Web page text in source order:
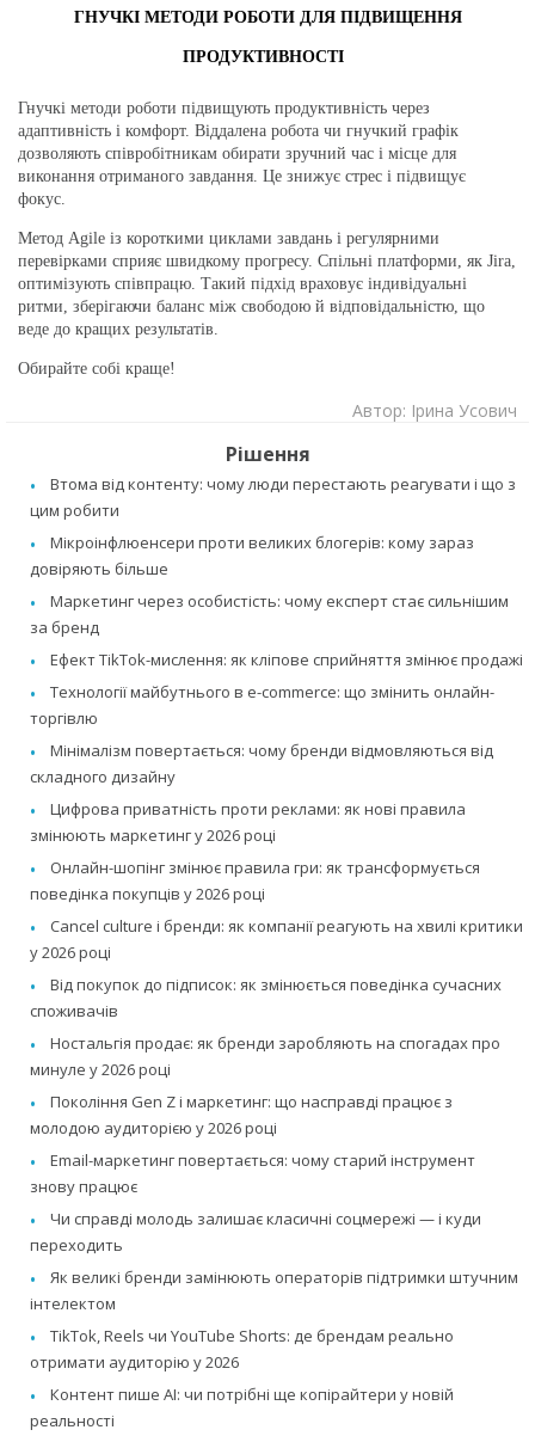
ГНУЧКІ МЕТОДИ РОБОТИ ДЛЯ ПІДВИЩЕННЯ
ПРОДУКТИВНОСТІ
Гнучкі методи роботи підвищують продуктивність через
адаптивність і комфорт. Віддалена робота чи гнучкий графік
дозволяють співробітникам обирати зручний час і місце для
виконання отриманого завдання. Це знижує стрес і підвищує
фокус.
Метод Agile із короткими циклами завдань і регулярними
перевірками сприяє швидкому прогресу. Спільні платформи, як Jira,
оптимізують співпрацю. Такий підхід враховує індивідуальні
ритми, зберігаючи баланс між свободою й відповідальністю, що
веде до кращих результатів.
Обирайте собі краще!
Автор: Ірина Усович
Рішення
Втома від контенту: чому люди перестають реагувати і що з
цим робити
Мікроінфлюенсери проти великих блогерів: кому зараз
довіряють більше
Маркетинг через особистість: чому експерт стає сильнішим
за бренд
Ефект TikTok-мислення: як кліпове сприйняття змінює продажі
Технології майбутнього в e-commerce: що змінить онлайн-
торгівлю
Мінімалізм повертається: чому бренди відмовляються від
складного дизайну
Цифрова приватність проти реклами: як нові правила
змінюють маркетинг у 2026 році
Онлайн-шопінг змінює правила гри: як трансформується
поведінка покупців у 2026 році
Cancel culture і бренди: як компанії реагують на хвилі критики
у 2026 році
Від покупок до підписок: як змінюється поведінка сучасних
споживачів
Ностальгія продає: як бренди заробляють на спогадах про
минуле у 2026 році
Покоління Gen Z і маркетинг: що насправді працює з
молодою аудиторією у 2026 році
Email-маркетинг повертається: чому старий інструмент
знову працює
Чи справді молодь залишає класичні соцмережі — і куди
переходить
Як великі бренди замінюють операторів підтримки штучним
інтелектом
TikTok, Reels чи YouTube Shorts: де брендам реально
отримати аудиторію у 2026
Контент пише AI: чи потрібні ще копірайтери у новій
реальності